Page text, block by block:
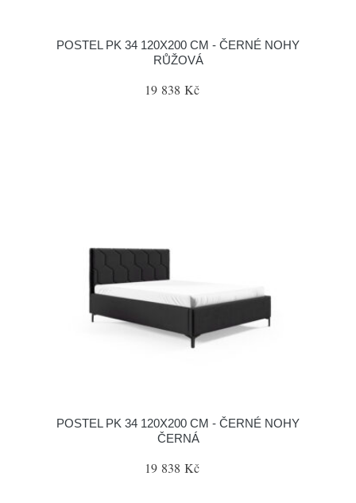
POSTEL PK 34 120X200 CM - ČERNÉ NOHY
RŮŽOVÁ
19 838 Kč
POSTEL PK 34 120X200 CM - ČERNÉ NOHY
ČERNÁ
19 838 Kč